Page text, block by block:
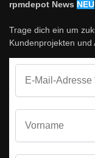
rpmdepot News NEU
Trage dich ein um
Kundenprojekten und